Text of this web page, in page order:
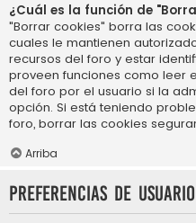
¿Cuál es la función de
"Borrar cookies" borra las
cuales le mantienen
recursos del foro y estar
proveen funciones como leer
del foro por el usuario si la
opción. Si está teniendo
foro, borrar las cookies
Arriba
Preferencias de